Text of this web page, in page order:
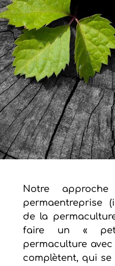
Notre
permaentreprise
de la
faire un «
permaculture
complètent, qui